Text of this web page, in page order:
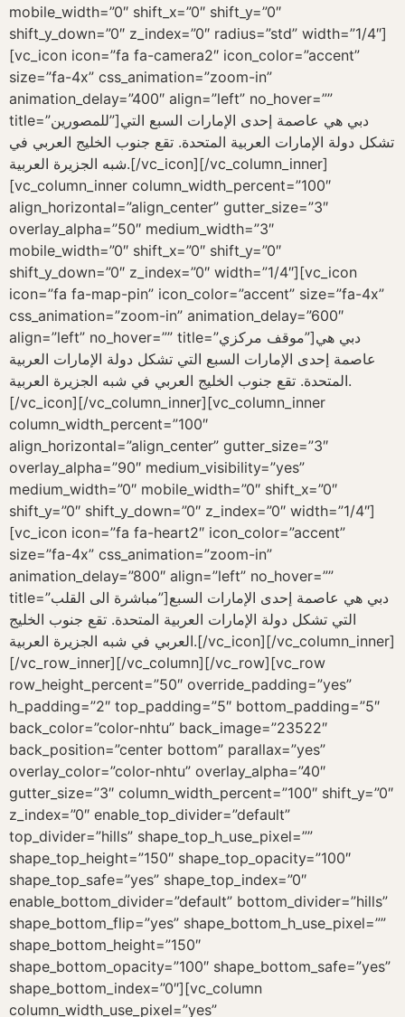
mobile_width=”0″ shift_x=”0″ shift_y=”0″
shift_y_down=”0″ z_index=”0″ radius=”std” width=”1/4″]
[vc_icon icon=”fa fa-camera2″ icon_color=”accent”
size=”fa-4x” css_animation=”zoom-in”
animation_delay=”400″ align=”left” no_hover=””
title=”للمصورين”]دبي هي عاصمة إحدى الإمارات السبع التي
تشكل دولة الإمارات العربية المتحدة. تقع جنوب الخليج العربي في
شبه الجزيرة العربية.[/vc_icon][/vc_column_inner]
[vc_column_inner column_width_percent=”100″
align_horizontal=”align_center” gutter_size=”3″
overlay_alpha=”50″ medium_width=”3″
mobile_width=”0″ shift_x=”0″ shift_y=”0″
shift_y_down=”0″ z_index=”0″ width=”1/4″][vc_icon
icon=”fa fa-map-pin” icon_color=”accent” size=”fa-4x”
css_animation=”zoom-in” animation_delay=”600″
align=”left” no_hover=”” title=”موقف مركزي”]دبي هي
عاصمة إحدى الإمارات السبع التي تشكل دولة الإمارات العربية
المتحدة. تقع جنوب الخليج العربي في شبه الجزيرة العربية.
[/vc_icon][/vc_column_inner][vc_column_inner
column_width_percent=”100″
align_horizontal=”align_center” gutter_size=”3″
overlay_alpha=”90″ medium_visibility=”yes”
medium_width=”0″ mobile_width=”0″ shift_x=”0″
shift_y=”0″ shift_y_down=”0″ z_index=”0″ width=”1/4″]
[vc_icon icon=”fa fa-heart2″ icon_color=”accent”
size=”fa-4x” css_animation=”zoom-in”
animation_delay=”800″ align=”left” no_hover=””
title=”مباشرة الى القلب”]دبي هي عاصمة إحدى الإمارات السبع
التي تشكل دولة الإمارات العربية المتحدة. تقع جنوب الخليج
العربي في شبه الجزيرة العربية.[/vc_icon][/vc_column_inner]
[/vc_row_inner][/vc_column][/vc_row][vc_row
row_height_percent=”50″ override_padding=”yes”
h_padding=”2″ top_padding=”5″ bottom_padding=”5″
back_color=”color-nhtu” back_image=”23522″
back_position=”center bottom” parallax=”yes”
overlay_color=”color-nhtu” overlay_alpha=”40″
gutter_size=”3″ column_width_percent=”100″ shift_y=”0″
z_index=”0″ enable_top_divider=”default”
top_divider=”hills” shape_top_h_use_pixel=””
shape_top_height=”150″ shape_top_opacity=”100″
shape_top_safe=”yes” shape_top_index=”0″
enable_bottom_divider=”default” bottom_divider=”hills”
shape_bottom_flip=”yes” shape_bottom_h_use_pixel=””
shape_bottom_height=”150″
shape_bottom_opacity=”100″ shape_bottom_safe=”yes”
shape_bottom_index=”0″][vc_column
column_width_use_pixel=”yes”